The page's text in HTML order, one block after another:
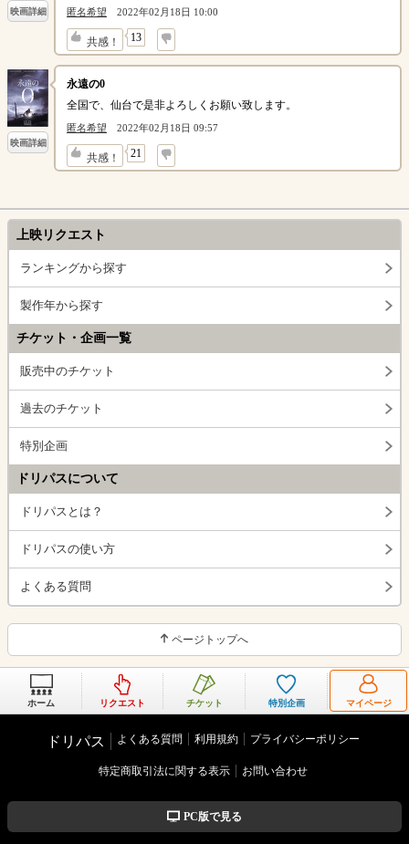
映画詳細 匿名希望 2022年02月18日 10:00
共感！ 13
↓
映画詳細
永遠の0
全国で、仙台で是非よろしくお願い致します。
匿名希望 2022年02月18日 09:57
共感！ 21
↓
上映リクエスト
ランキングから探す
製作年から探す
チケット・企画一覧
販売中のチケット
過去のチケット
特別企画
ドリパスについて
ドリパスとは？
ドリパスの使い方
よくある質問
ページトップへ
ホーム リクエスト チケット 特別企画 マイページ
ドリパス よくある質問 利用規約 プライバシーポリシー
特定商取引法に関する表示 お問い合わせ
PC版で見る